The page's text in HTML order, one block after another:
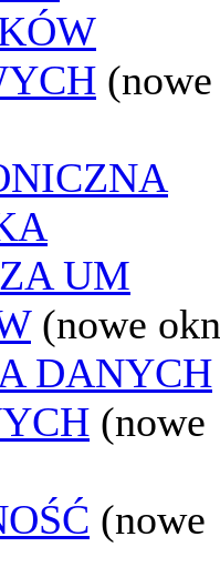
(nowe
UM
(nowe
DANYCH
(nowe
(nowe